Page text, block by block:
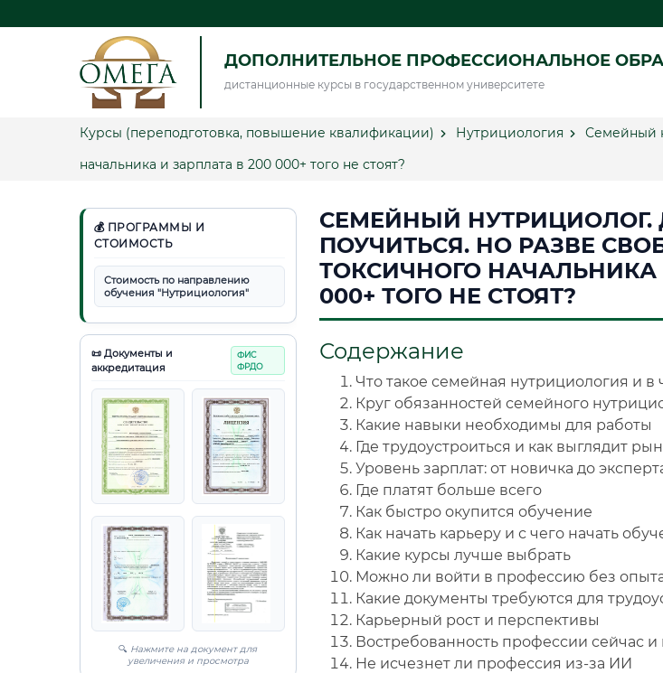
ДОПОЛНИТЕЛЬНОЕ ПРОФЕССИОНАЛЬНОЕ
дистанционные курсы в государственном университете
Курсы (переподготовка, повышение квалификации) Нутрициология
Семейный
начальника и зарплата в 200 000+ того не стоят?
💰 ПРОГРАММЫ И
СТОИМОСТЬ
Стоимость по направлению
обучения "Нутрициология"
📜 Документы и
аккредитация
ФИС
ФРДО
🔍 Нажмите на документ для
увеличения и просмотра
СЕМЕЙНЫЙ НУТРИЦИОЛОГ.
ПОУЧИТЬСЯ. НО РАЗВЕ
ТОКСИЧНОГО НАЧАЛЬНИКА
000+ ТОГО НЕ СТОЯТ?
Содержание
Что такое семейная нутрициология и в
Круг обязанностей семейного
Какие навыки необходимы для работы
Где трудоустроиться и как выглядит
Уровень зарплат: от новичка до
Где платят больше всего
Как быстро окупится обучение
Как начать карьеру и с чего начать
Какие курсы лучше выбрать
Можно ли войти в профессию без
Какие документы требуются для
Карьерный рост и перспективы
Востребованность профессии сейчас
Не исчезнет ли профессия из-за ИИ